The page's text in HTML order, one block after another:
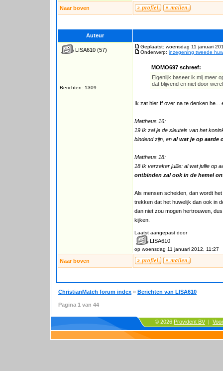
Naar boven
Auteur
LISA610 (57)
Berichten: 1309
Geplaatst: woensdag 11 januari
Onderwerp: inzegening tweede
MOMO697 schreef:
Eigenlijk baseer ik mij meer
dat blijvend en niet door
Ik zat hier ff over na te denken he...
Mattheus 16:
19 Ik zal je de sleutels van het
bindend zijn, en al wat je op aarde
Mattheus 18:
18 Ik verzeker jullie: al wat jullie op
ontbinden zal ook in de hemel
Als mensen scheiden, dan wordt
trekken dat het huwelijk dan ook in
dan niet zou mogen hertrouwen,
kijken.
Laatst aangepast door
LISA610
op woensdag 11 januari 2012, 11:27
Naar boven
ChristianMatch forum index » Berichten van LISA610
Pagina 1 van 44
© 2026 Provident BV |